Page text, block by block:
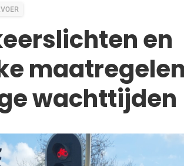
en
wachttijden